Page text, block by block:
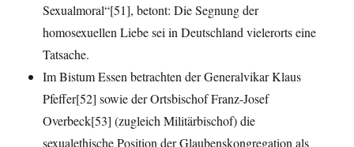
Sexualmoral“[51], betont: Die Segnung der
homosexuellen Liebe sei in Deutschland vielerorts eine
Tatsache.
Im Bistum Essen betrachten der Generalvikar Klaus
Pfeffer[52] sowie der Ortsbischof Franz-Josef
Overbeck[53] (zugleich Militärbischof) die
sexualethische Position der Glaubenskongregation als